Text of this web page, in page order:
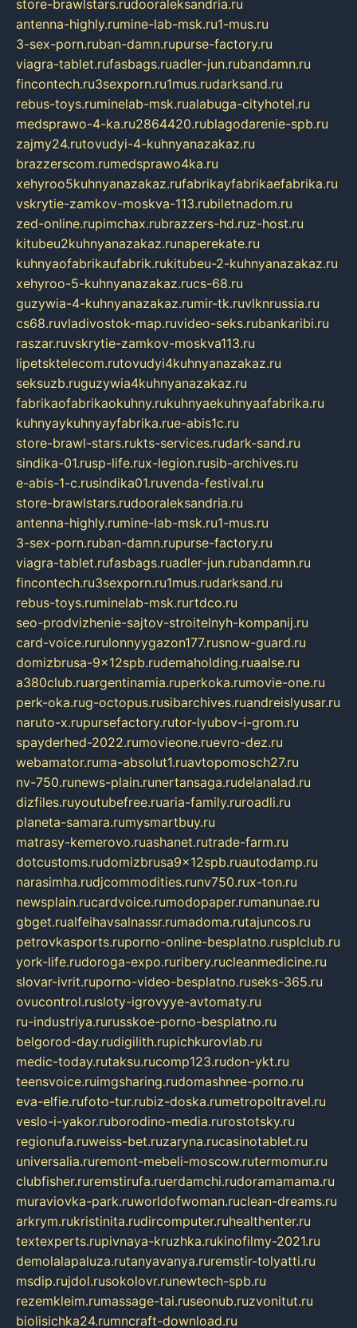
store-brawlstars.rudooraleksandria.ru
antenna-highly.rumine-lab-msk.ru1-mus.ru
3-sex-porn.ruban-damn.rupurse-factory.ru
viagra-tablet.rufasbags.ruadler-jun.rubandamn.ru
fincontech.ru3sexporn.ru1mus.rudarksand.ru
rebus-toys.ruminelab-msk.rualabuga-cityhotel.ru
medsprawo-4-ka.ru2864420.rublagodarenie-spb.ru
zajmy24.rutovudyi-4-kuhnyanazakaz.ru
brazzerscom.rumedsprawo4ka.ru
xehyroo5kuhnyanazakaz.rufabrikayfabrikaefabrika.ru
vskrytie-zamkov-moskva-113.rubiletnadom.ru
zed-online.rupimchax.rubrazzers-hd.ruz-host.ru
kitubeu2kuhnyanazakaz.runaperekate.ru
kuhnyaofabrikaufabrik.rukitubeu-2-kuhnyanazakaz.ru
xehyroo-5-kuhnyanazakaz.rucs-68.ru
guzywia-4-kuhnyanazakaz.rumir-tk.ruvlknrussia.ru
cs68.ruvladivostok-map.ruvideo-seks.rubankaribi.ru
raszar.ruvskrytie-zamkov-moskva113.ru
lipetsktelecom.rutovudyi4kuhnyanazakaz.ru
seksuzb.ruguzywia4kuhnyanazakaz.ru
fabrikaofabrikaokuhny.rukuhnyaekuhnyaafabrika.ru
kuhnyaykuhnyayfabrika.rue-abis1c.ru
store-brawl-stars.rukts-services.rudark-sand.ru
sindika-01.rusp-life.rux-legion.rusib-archives.ru
e-abis-1-c.rusindika01.ruvenda-festival.ru
store-brawlstars.rudooraleksandria.ru
antenna-highly.rumine-lab-msk.ru1-mus.ru
3-sex-porn.ruban-damn.rupurse-factory.ru
viagra-tablet.rufasbags.ruadler-jun.rubandamn.ru
fincontech.ru3sexporn.ru1mus.rudarksand.ru
rebus-toys.ruminelab-msk.rurtdco.ru
seo-prodvizhenie-sajtov-stroitelnyh-kompanij.ru
card-voice.rurulonnyygazon177.rusnow-guard.ru
domizbrusa-9x12spb.rudemaholding.ruaalse.ru
a380club.ruargentinamia.ruperkoka.rumovie-one.ru
perk-oka.rug-octopus.rusibarchives.ruandreislyusar.ru
naruto-x.rupursefactory.rutor-lyubov-i-grom.ru
spayderhed-2022.rumovieone.ruevro-dez.ru
webamator.ruma-absolut1.ruavtopomosch27.ru
nv-750.runews-plain.runertansaga.rudelanalad.ru
dizfiles.ruyoutubefree.ruaria-family.ruroadli.ru
planeta-samara.rumysmartbuy.ru
matrasy-kemerovo.ruashanet.rutrade-farm.ru
dotcustoms.rudomizbrusa9x12spb.ruautodamp.ru
narasimha.rudjcommodities.runv750.rux-ton.ru
newsplain.rucardvoice.rumodopaper.rumanunae.ru
gbget.rualfeihavsalnassr.rumadoma.rutajuncos.ru
petrovkasports.ruporno-online-besplatno.rusplclub.ru
york-life.rudoroga-expo.ruribery.rucleanmedicine.ru
slovar-ivrit.ruporno-video-besplatno.ruseks-365.ru
ovucontrol.rusloty-igrovyye-avtomaty.ru
ru-industriya.rurusskoe-porno-besplatno.ru
belgorod-day.rudigilith.rupichkurovlab.ru
medic-today.rutaksu.rucomp123.rudon-ykt.ru
teensvoice.ruimgsharing.rudomashnee-porno.ru
eva-elfie.rufoto-tur.rubiz-doska.rumetropoltravel.ru
veslo-i-yakor.ruborodino-media.rurostotsky.ru
regionufa.ruweiss-bet.ruzaryna.rucasinotablet.ru
universalia.ruremont-mebeli-moscow.rutermomur.ru
clubfisher.ruremstirufa.ruerdamchi.rudoramamama.ru
muraviovka-park.ruworldofwoman.ruclean-dreams.ru
arkrym.rukristinita.rudircomputer.ruhealthenter.ru
textexperts.rupivnaya-kruzhka.rukinofilmy-2021.ru
demolalapaluza.rutanyavanya.ruremstir-tolyatti.ru
msdip.rujdol.rusokolovr.runewtech-spb.ru
rezemkleim.rumassage-tai.ruseonub.ruzvonitut.ru
biolisichka24.rumncraft-download.ru